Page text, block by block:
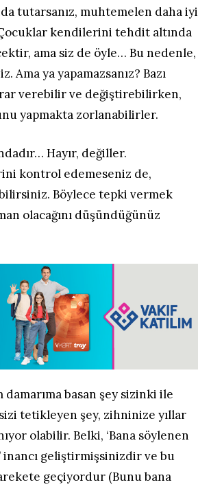
tutarsanız, muhtemelen daha iyi
kendilerini tehdit altında
ama siz de öyle… Bu nedenle,
ya yapamazsanız? Bazı
verebilir ve değiştirebilirken,
yapmakta zorlanabilirler.
Hayır, değiller.
kontrol edemeseniz de,
Böylece tepki vermek
olacağını düşündüğünüz
damarıma basan şey sizinki ile
tetikleyen şey, zihninize yıllar
olabilir. Belki, ‘Bana söylenen
inancı geliştirmişsinizdir ve bu
geçiyordur (Bunu bana